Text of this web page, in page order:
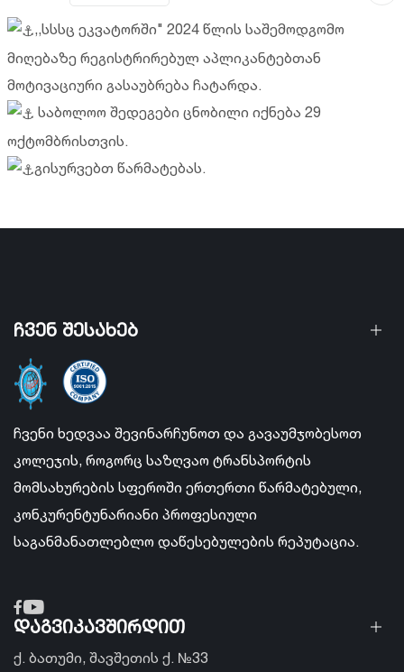
,,სსსც ეკვატორში" 2024 წლის საშემოდგომო
მიღებაზე რეგისტრირებულ აპლიკანტებთან
მოტივაციური გასაუბრება ჩატარდა.
საბოლოო შედეგები ცნობილი იქნება 29
ოქტომბრისთვის.
გისურვებთ წარმატებას.
ჩვენ შესახებ
ჩვენი ხედვაა შევინარჩუნოთ და გავაუმჯობესოთ
კოლეჯის, როგორც საზღვაო ტრანსპორტის
მომსახურების სფეროში ერთერთი წარმატებული,
კონკურენტუნარიანი პროფესიული
საგანმანათლებლო დაწესებულების რეპუტაცია.
დაგვიკავშირდით
ქ. ბათუმი, შავშეთის ქ. №33